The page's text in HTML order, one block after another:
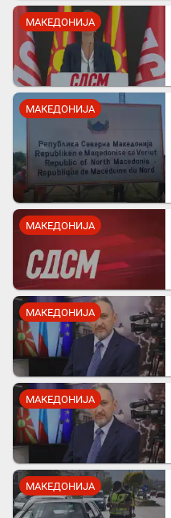
МАКЕДОНИЈА
МАКЕДОНИЈА
МАКЕДОНИЈА
МАКЕДОНИЈА
МАКЕДОНИЈА
МАКЕДОНИЈА